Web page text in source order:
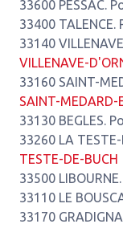
33600 PESSAC.
33400
33140
VILLENAVE-
33160 SAINT-
SAINT-MEDARD-
33130 BEGLES.
33260 LA
TESTE-DE-BUCH
33500
33110 LE
33170